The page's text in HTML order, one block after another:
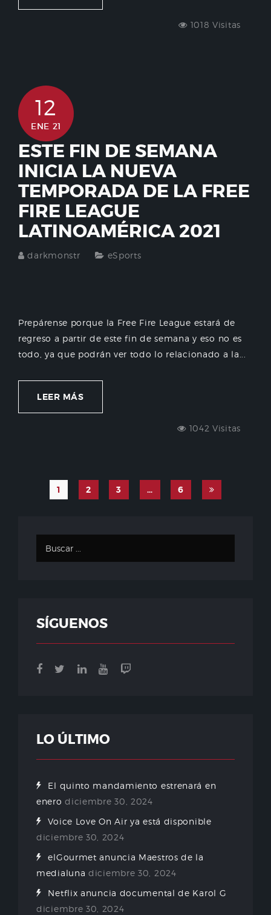
1018 Visitas
12
ENE 21
ESTE FIN DE SEMANA
INICIA LA NUEVA
TEMPORADA DE LA FREE
FIRE LEAGUE
LATINOAMÉRICA 2021
darkmonstr eSports
Prepárense porque la Free Fire League estará de
regreso a partir de este fin de semana y eso no es
todo, ya que podrán ver todo lo relacionado a la...
LEER MÁS
1042 Visitas
1 2 3 … 6
SÍGUENOS
LO ÚLTIMO
El quinto mandamiento estrenará en
enero diciembre 30, 2024
Voice Love On Air ya está disponible
diciembre 30, 2024
elGourmet anuncia Maestros de la
medialuna diciembre 30, 2024
Netflix anuncia documental de Karol G
diciembre 30, 2024